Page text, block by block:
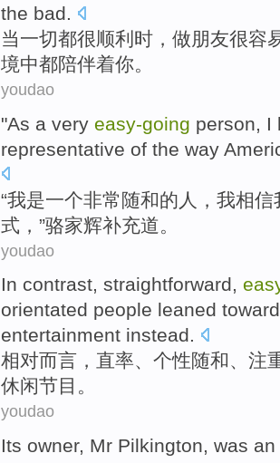
the bad.
当一切都很顺利时，做朋友很容
境中都陪伴着你。
youdao
"As a very easy-going person I
representative of the way
“我是一个非常随和的 人 ， 我相信
式 ，”骆家辉补充道 。
youdao
In contrast, straightforward,
orientated people leaned
entertainment instead.
相对而言， 直率、 个性随和、注
休闲节目。
youdao
Its owner, Mr Pilkington, was an